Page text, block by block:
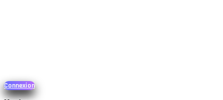
Connexion